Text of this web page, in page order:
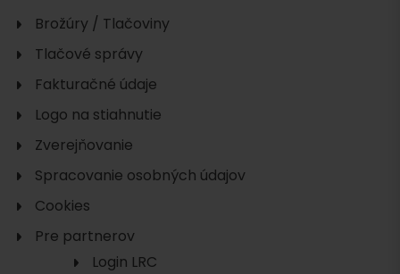
Brožúry / Tlačoviny
Tlačové správy
Fakturačné údaje
Logo na stiahnutie
Zverejňovanie
Spracovanie osobných údajov
Cookies
Pre partnerov
Login LRC